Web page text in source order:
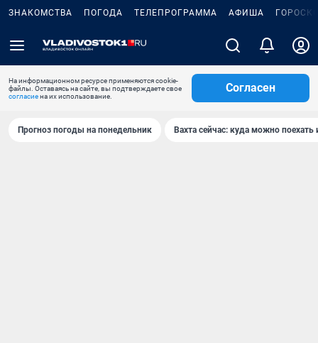
ЗНАКОМСТВА ПОГОДА ТЕЛЕПРОГРАММА АФИША
На информационном ресурсе применяются cookie-
файлы. Оставаясь на сайте, вы подтверждаете свое
согласиена их использование.
Согласен
Прогноз погоды на понедельник Вахта сейчас: куда можно поехать